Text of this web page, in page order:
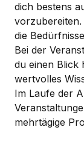
dich bestens
vorzubereiten.
die
Bei der
du einen Blick
wertvolles
Im Laufe der
mehrtägige